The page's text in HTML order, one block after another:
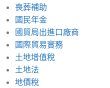
喪葬補助
國民年金
國貿局出進口廠商
國際貿易實務
土地增值稅
土地法
地價稅